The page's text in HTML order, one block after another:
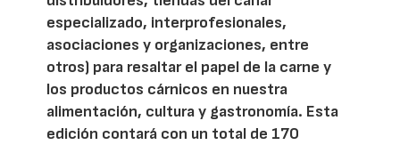
especializado, interprofesionales,
asociaciones y organizaciones, entre
otros) para resaltar el papel de la carne y
los productos cárnicos en nuestra
alimentación, cultura y gastronomía. Esta
edición contará con un total de 170